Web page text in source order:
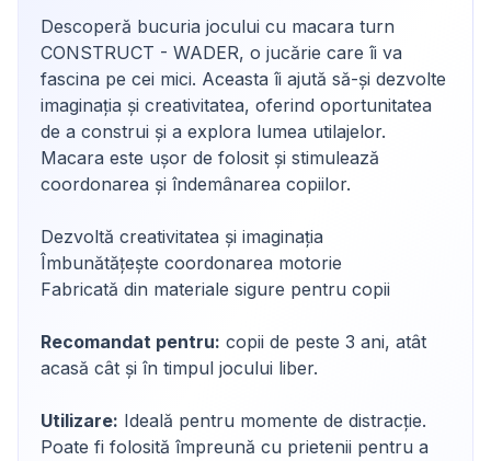
Descoperă bucuria jocului cu macara turn
CONSTRUCT - WADER, o jucărie care îi va
fascina pe cei mici. Aceasta îi ajută să-și dezvolte
imaginația și creativitatea, oferind oportunitatea
de a construi și a explora lumea utilajelor.
Macara este ușor de folosit și stimulează
coordonarea și îndemânarea copiilor.
Dezvoltă creativitatea și imaginația
Îmbunătățește coordonarea motorie
Fabricată din materiale sigure pentru copii
Recomandat pentru: copii de peste 3 ani, atât
acasă cât și în timpul jocului liber.
Utilizare: Ideală pentru momente de distracție.
Poate fi folosită împreună cu prietenii pentru a